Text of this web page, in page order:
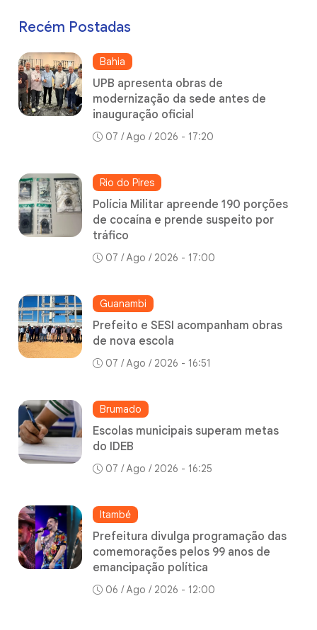
Recém Postadas
Bahia
UPB apresenta obras de
modernização da sede antes de
inauguração oficial
07 / Ago / 2026 - 17:20
Rio do Pires
Polícia Militar apreende 190 porções
de cocaína e prende suspeito por
tráfico
07 / Ago / 2026 - 17:00
Guanambi
Prefeito e SESI acompanham obras
de nova escola
07 / Ago / 2026 - 16:51
Brumado
Escolas municipais superam metas
do IDEB
07 / Ago / 2026 - 16:25
Itambé
Prefeitura divulga programação das
comemorações pelos 99 anos de
emancipação política
06 / Ago / 2026 - 12:00